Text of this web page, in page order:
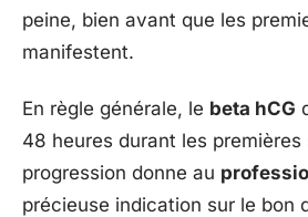
peine, bien avant que les
manifestent.
En règle générale, le beta hCG
48 heures durant les premières
progression donne au
précieuse indication sur le bon